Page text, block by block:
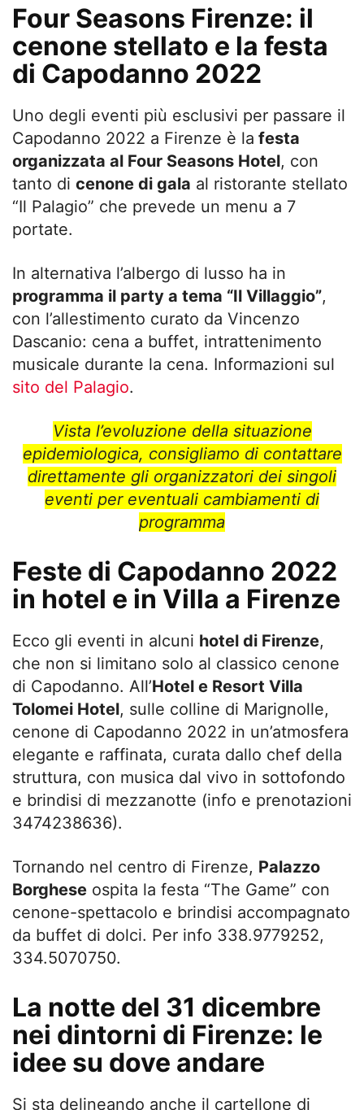
Four Seasons Firenze: il
cenone stellato e la festa
di Capodanno 2022
Uno degli eventi più esclusivi per passare il
Capodanno 2022 a Firenze è la festa
organizzata al Four Seasons Hotel, con
tanto di cenone di gala al ristorante stellato
“Il Palagio” che prevede un menu a 7
portate.
In alternativa l’albergo di lusso ha in
programma il party a tema “Il Villaggio”,
con l’allestimento curato da Vincenzo
Dascanio: cena a buffet, intrattenimento
musicale durante la cena. Informazioni sul
sito del Palagio.
Vista l’evoluzione della situazione
epidemiologica, consigliamo di contattare
direttamente gli organizzatori dei singoli
eventi per eventuali cambiamenti di
programma
Feste di Capodanno 2022
in hotel e in Villa a Firenze
Ecco gli eventi in alcuni hotel di Firenze,
che non si limitano solo al classico cenone
di Capodanno. All’Hotel e Resort Villa
Tolomei Hotel, sulle colline di Marignolle,
cenone di Capodanno 2022 in un’atmosfera
elegante e raffinata, curata dallo chef della
struttura, con musica dal vivo in sottofondo
e brindisi di mezzanotte (info e prenotazioni
3474238636).
Tornando nel centro di Firenze, Palazzo
Borghese ospita la festa “The Game” con
cenone-spettacolo e brindisi accompagnato
da buffet di dolci. Per info 338.9779252,
334.5070750.
La notte del 31 dicembre
nei dintorni di Firenze: le
idee su dove andare
Si sta delineando anche il cartellone di